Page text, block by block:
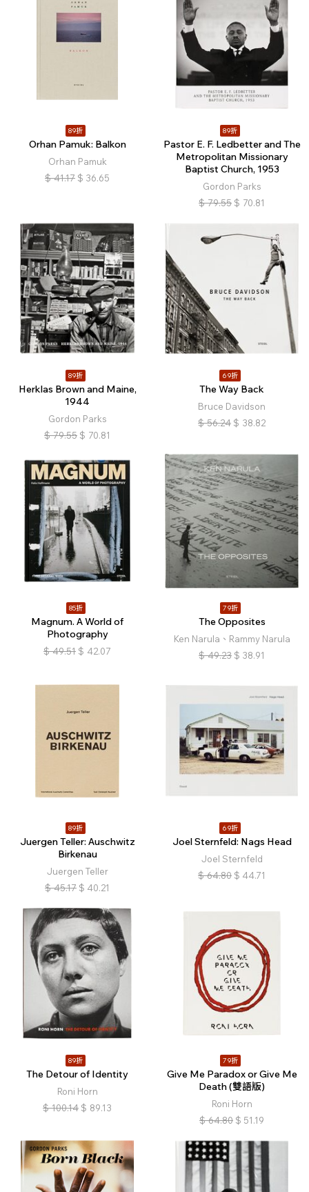
89折
Orhan Pamuk: Balkon
Orhan Pamuk
$ 41.17 $ 36.65
89折
Pastor E. F. Ledbetter and The
Metropolitan Missionary
Baptist Church, 1953
Gordon Parks
$ 79.55 $ 70.81
89折
Herklas Brown and Maine,
1944
Gordon Parks
$ 79.55 $ 70.81
69折
The Way Back
Bruce Davidson
$ 56.24 $ 38.82
85折
Magnum. A World of
Photography
$ 49.51 $ 42.07
79折
The Opposites
Ken Narula、Rammy Narula
$ 49.23 $ 38.91
89折
Juergen Teller: Auschwitz
Birkenau
Juergen Teller
$ 45.17 $ 40.21
69折
Joel Sternfeld: Nags Head
Joel Sternfeld
$ 64.80 $ 44.71
89折
The Detour of Identity
Roni Horn
$ 100.14 $ 89.13
79折
Give Me Paradox or Give Me
Death (雙語版)
Roni Horn
$ 64.80 $ 51.19